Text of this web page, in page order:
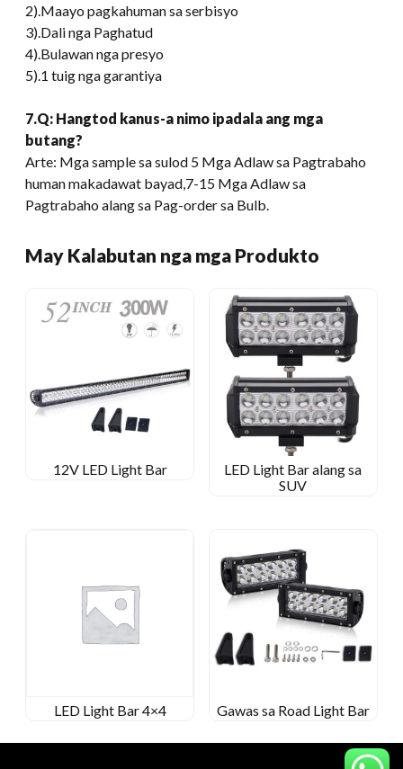
2).Maayo pagkahuman sa serbisyo
3).Dali nga Paghatud
4).Bulawan nga presyo
5).1 tuig nga garantiya
7.Q: Hangtod kanus-a nimo ipadala ang mga
butang?
Arte: Mga sample sa sulod 5 Mga Adlaw sa Pagtrabaho
human makadawat bayad,7-15 Mga Adlaw sa
Pagtrabaho alang sa Pag-order sa Bulb.
May Kalabutan nga mga Produkto
12V LED Light Bar
LED Light Bar alang sa
SUV
LED Light Bar 4×4 Gawas sa Road Light Bar